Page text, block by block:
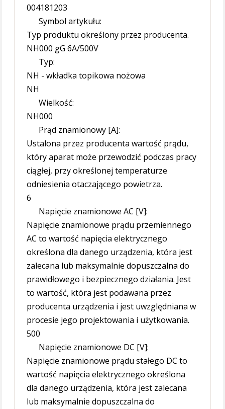
004181203
Symbol artykułu:
Typ produktu określony przez producenta.
NH000 gG 6A/500V
Typ:
NH - wkładka topikowa nożowa
NH
Wielkość:
NH000
Prąd znamionowy [A]:
Ustalona przez producenta wartość prądu,
który aparat może przewodzić podczas pracy
ciągłej, przy określonej temperaturze
odniesienia otaczającego powietrza.
6
Napięcie znamionowe AC [V]:
Napięcie znamionowe prądu przemiennego
AC to wartość napięcia elektrycznego
określona dla danego urządzenia, która jest
zalecana lub maksymalnie dopuszczalna do
prawidłowego i bezpiecznego działania. Jest
to wartość, która jest podawana przez
producenta urządzenia i jest uwzględniana w
procesie jego projektowania i użytkowania.
500
Napięcie znamionowe DC [V]:
Napięcie znamionowe prądu stałego DC to
wartość napięcia elektrycznego określona
dla danego urządzenia, która jest zalecana
lub maksymalnie dopuszczalna do